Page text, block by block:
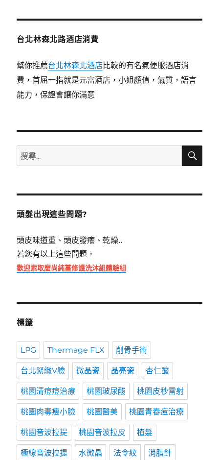
台北林森北路酒店消費
幫你推薦台北林森北酒店比較的有名氣便服酒店消
費，首屈一指就是元富酒店，小姐顏值，氣質，語言
能力，保證會讓你滿意
搜
尋
鍵
搜
頭髮出現這些問題?
頭皮味道重、頭皮發癢、乾燥..
若您有以上這些問題，
歡迎索取麼尚純薑修護洗沐組體驗組
標籤
LPG Thermage FLX 削骨手術
台北緊緻V臉 微晶瓷 晶亮瓷 杏仁酸
桃園清痘痘治療 桃園玻尿酸 桃園皮秒雷射
桃園肉毒瘦小臉 桃園醫美 桃園青春痘治療
桃園音波拉提 桃園音波拉皮 植髮
極線音波拉提 水微晶 法令紋 消脂針